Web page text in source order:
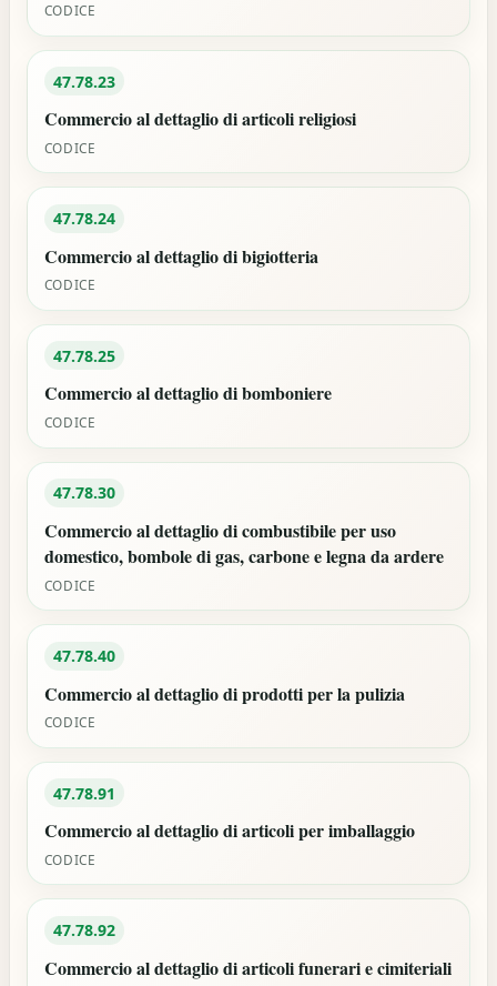
CODICE
47.78.23
Commercio al dettaglio di articoli religiosi
CODICE
47.78.24
Commercio al dettaglio di bigiotteria
CODICE
47.78.25
Commercio al dettaglio di bomboniere
CODICE
47.78.30
Commercio al dettaglio di combustibile per uso
domestico, bombole di gas, carbone e legna da ardere
CODICE
47.78.40
Commercio al dettaglio di prodotti per la pulizia
CODICE
47.78.91
Commercio al dettaglio di articoli per imballaggio
CODICE
47.78.92
Commercio al dettaglio di articoli funerari e cimiteriali